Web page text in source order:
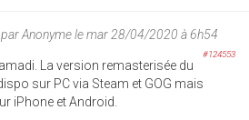
Anonymele mar 28/04/2020 à 6h54
#124553
La version remasterisée du
sur PC via Steam et GOG mais
iPhone et Android.